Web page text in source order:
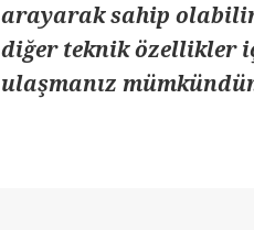
arayarak sahip
diğer teknik özellikler
ulaşmanız